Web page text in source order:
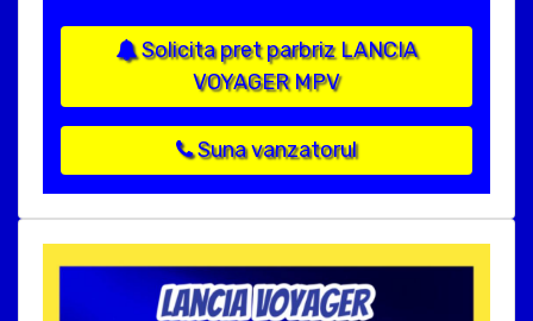
Solicita pret parbriz LANCIA
VOYAGER MPV
Suna vanzatorul